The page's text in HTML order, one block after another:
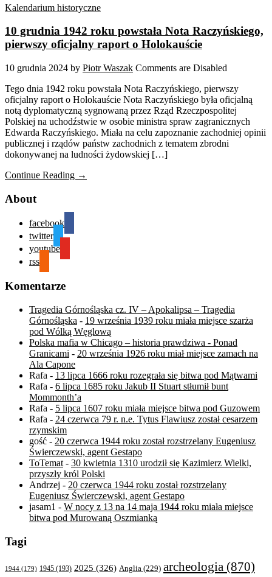
Kalendarium historyczne
10 grudnia 1942 roku powstała Nota Raczyńskiego,
pierwszy oficjalny raport o Holokauście
10 grudnia 2024 by Piotr Waszak Comments are Disabled
Tego dnia 1942 roku powstała Nota Raczyńskiego, pierwszy
oficjalny raport o Holokauście Nota Raczyńskiego była oficjalną
notą dyplomatyczną sygnowaną przez Rząd Rzeczpospolitej
Polskiej na uchodźstwie w osobie ministra spraw zagranicznych
Edwarda Raczyńskiego. Miała na celu zapoznanie zachodniej opinii
publicznej i rządów państw zachodnich z tematem zbrodni
dokonywanej na ludności żydowskiej […]
Continue Reading →
About
facebook
twitter
youtube
rss
Komentarze
Tragedia Górnośląska cz. IV – Apokalipsa – Tragedia
Górnośląska - 19 września 1939 roku miała miejsce szarża
pod Wólką Węglową
Polska mafia w Chicago – historia prawdziwa - Ponad
Granicami - 20 września 1926 roku miał miejsce zamach na
Ala Capone
Rafa - 13 lipca 1666 roku rozegrała się bitwa pod Mątwami
Rafa - 6 lipca 1685 roku Jakub II Stuart stłumił bunt
Mommonth’a
Rafa - 5 lipca 1607 roku miała miejsce bitwa pod Guzowem
Rafa - 24 czerwca 79 r. n.e. Tytus Flawiusz został cesarzem
rzymskim
gość - 20 czerwca 1944 roku został rozstrzelany Eugeniusz
Świerczewski, agent Gestapo
ToTemat - 30 kwietnia 1310 urodził się Kazimierz Wielki,
przyszły król Polski
Andrzej - 20 czerwca 1944 roku został rozstrzelany
Eugeniusz Świerczewski, agent Gestapo
jasam1 - W nocy z 13 na 14 maja 1944 roku miała miejsce
bitwa pod Murowaną Oszmianką
Tagi
1944 (179) 1945 (193) 2025 (326) Anglia (229) archeologia (870)